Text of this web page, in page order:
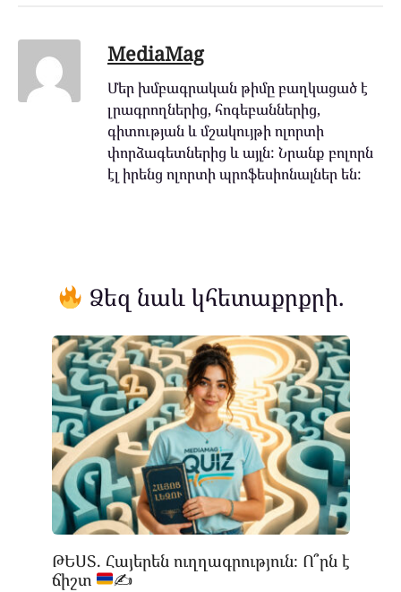
MediaMag
Մեր խմբագրական թիմը բաղկացած է
լրագրողներից, հոգեբաններից,
գիտության և մշակույթի ոլորտի
փորձագետներից և այլն: Նրանք բոլորն
էլ իրենց ոլորտի պրոֆեսիոնալներ են:
Ձեզ նաև կհետաքրքրի.
ԹԵՍՏ. Հայերեն ուղղագրություն։ Ո՞րն է
ճիշտ
✍